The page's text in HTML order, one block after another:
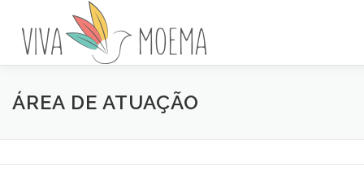
conteúdo
A ASSOCIAÇÃO HISTÓRIA DO BAIRRO
ÁREA DE ATUAÇÃO